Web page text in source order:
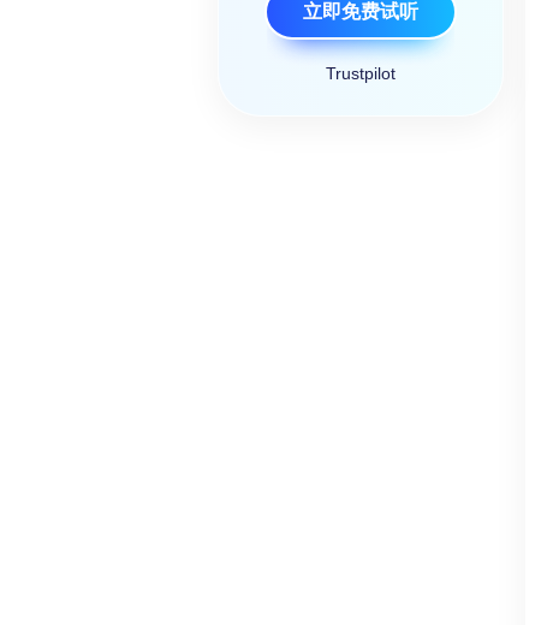
Trustpilot
立即免费试听